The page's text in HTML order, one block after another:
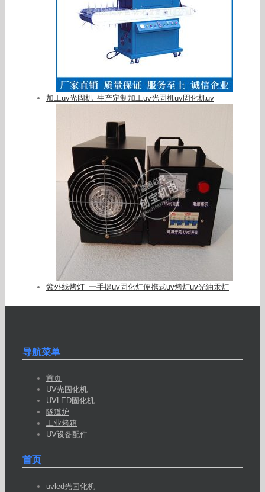
加工uv光固机_生产定制加工uv光固机uv固化机uv
紫外线烤灯_一手提uv固化灯便携式uv烤灯uv光油汞灯
导航菜单
首页
UV光固化机
UVLED固化机
隧道炉
工业烤箱
UV设备配件
首页
uvled光固化机